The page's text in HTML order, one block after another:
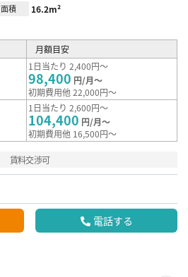
面積 16.2m²
月額目安
1日当たり 2,400円～
98,400 円/月～
初期費用他 22,000円～
1日当たり 2,600円～
104,400 円/月～
初期費用他 16,500円～
賃料交渉可
電話する